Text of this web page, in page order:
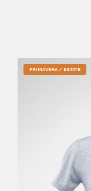
PRIMAVERA / ESTATE